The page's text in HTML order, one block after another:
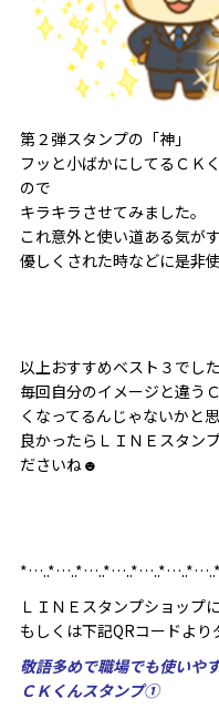
第２弾スタンプの「神」
フッと小ばかにしてるＣＫ
ので
キラキラさせてみました。
これ意外と使い道ある気が
優しくされた時などに是非
以上おすすめベスト３でした
毎回自分のイメージと違う
くなってるんじゃないかと
良かったらＬＩＮＥスタン
ださいね☻
ＬＩＮＥスタンプショップ
もしくは下記QRコードより
敬語多めで職場でも使いや
ＣＫくんスタンプ①